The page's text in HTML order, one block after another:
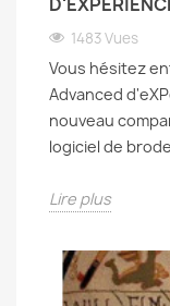
1483 Vues
Vous hésitez
Advanced
nouveau
logiciel de
Lire plus